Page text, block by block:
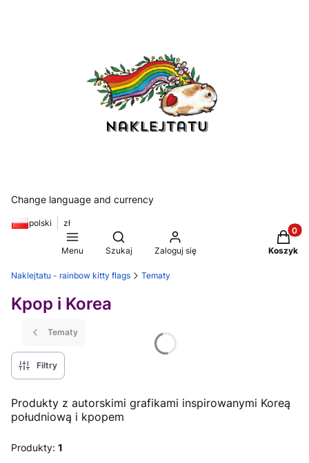
Change language and currency
polski zł
Menu
Otwórz wyszukiwarkę
Szukaj Zaloguj się Koszyk
Naklejtatu - rainbow kitty flags Tematy
Kpop i Korea
Tematy
Filtry
Produkty z autorskimi grafikami inspirowanymi Koreą
południową i kpopem
Produkty: 1